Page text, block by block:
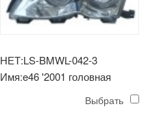
НЕТ:LS-BMWL-042-3
Имя:e46 '2001 головная
Выбрать